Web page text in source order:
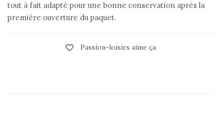
tout à fait adapté pour une bonne conservation après la
première ouverture du paquet.
Passion-loisirs aime ça